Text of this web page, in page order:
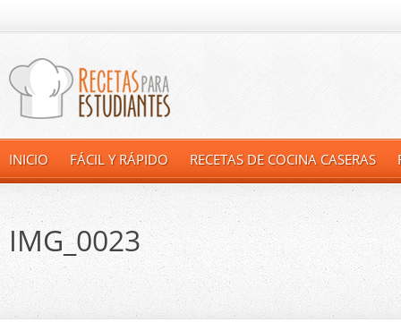
INICIO FÁCIL Y RÁPIDO RECETAS DE COCINA CASERAS
IMG_0023